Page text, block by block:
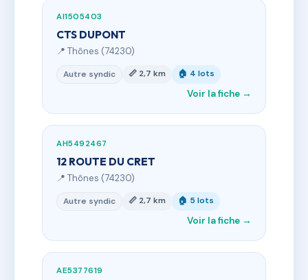
AI1505403
CTS DUPONT
📍 Thônes (74230)
Autre syndic 📏 2,7 km 🏠 4 lots
Voir la fiche →
AH5492467
12 ROUTE DU CRET
📍 Thônes (74230)
Autre syndic 📏 2,7 km 🏠 5 lots
Voir la fiche →
AE5377619